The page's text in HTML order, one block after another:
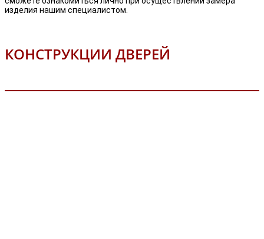
изделия нашим специалистом.
КОНСТРУКЦИИ ДВЕРЕЙ